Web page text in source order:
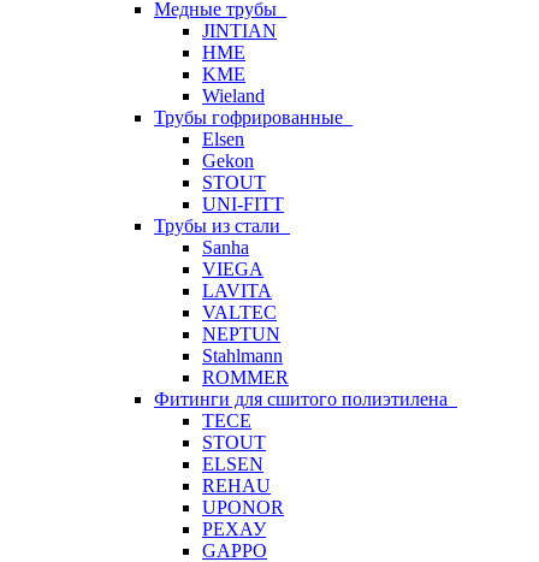
Медные трубы
JINTIAN
HME
KME
Wieland
Трубы гофрированные
Elsen
Gekon
STOUT
UNI-FITT
Трубы из стали
Sanha
VIEGA
LAVITA
VALTEC
NEPTUN
Stahlmann
ROMMER
Фитинги для сшитого полиэтилена
TECE
STOUT
ELSEN
REHAU
UPONOR
РЕХАУ
GAPPO